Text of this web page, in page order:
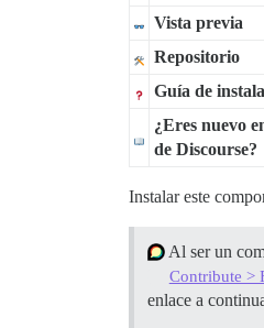
Vista previa
Repositorio
Guía de
¿Eres nuevo
de Discourse?
Instalar este
Al ser un
Contribute >
enlace a